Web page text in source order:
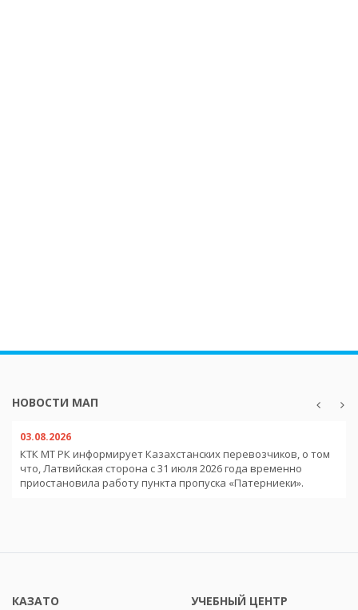
НОВОСТИ МАП
03.08.2026
КТК МТ РК информирует Казахстанских перевозчиков, о том
что, Латвийская сторона с 31 июля 2026 года временно
приостановила работу пункта пропуска «Патерниеки».
КАЗАТО УЧЕБНЫЙ ЦЕНТР